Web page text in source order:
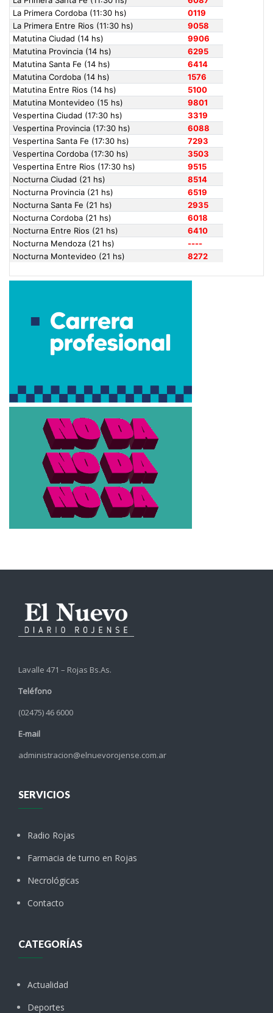
Lavalle 471 – Rojas Bs.As.
Teléfono
(02475) 46 6000
E-mail
administracion@elnuevorojense.com.ar
SERVICIOS
Radio Rojas
Farmacia de turno en Rojas
Necrológicas
Contacto
CATEGORÍAS
Actualidad
Deportes